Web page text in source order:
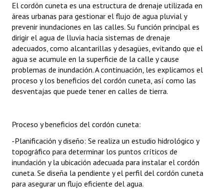
El cordón cuneta es una estructura de drenaje utilizada en
áreas urbanas para gestionar el flujo de agua pluvial y
prevenir inundaciones en las calles. Su función principal es
dirigir el agua de lluvia hacia sistemas de drenaje
adecuados, como alcantarillas y desagües, evitando que el
agua se acumule en la superficie de la calle y cause
problemas de inundación. A continuación, les explicamos el
proceso y los beneficios del cordón cuneta, así como las
desventajas que puede tener en calles de tierra.
Proceso y beneficios del cordón cuneta:
-Planificación y diseño: Se realiza un estudio hidrológico y
topográfico para determinar los puntos críticos de
inundación y la ubicación adecuada para instalar el cordón
cuneta. Se diseña la pendiente y el perfil del cordón cuneta
para asegurar un flujo eficiente del agua.